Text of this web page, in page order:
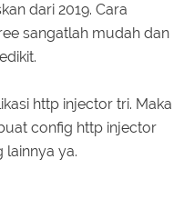
dari 2019. Cara
sangatlah mudah dan
http injector tri. Maka
config http injector
lainnya ya.